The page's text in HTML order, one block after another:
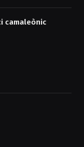
camaleònic